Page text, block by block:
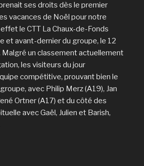
ses droits dès le premier
vacances de Noël pour notre
le CTT La Chaux-de-Fonds
et avant-dernier du groupe, le 12
Malgré un classement actuellement
les visiteurs du jour
compétitive, prouvant bien le
avec Philip Merz (A19), Jan
Ortner (A17) et du côté des
avec Gaël, Julien et Barish,